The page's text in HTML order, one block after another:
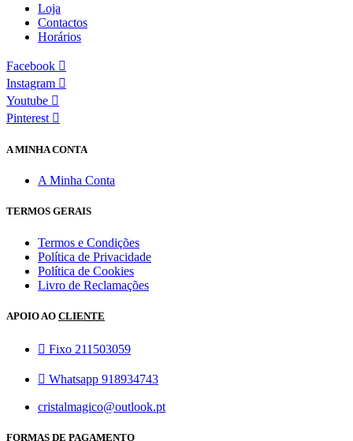
Loja
Contactos
Horários
Facebook
Instagram
Youtube
Pinterest
A MINHA CONTA
A Minha Conta
TERMOS GERAIS
Termos e Condições
Política de Privacidade
Política de Cookies
Livro de Reclamações
APOIO AO CLIENTE
Fixo 211503059
Whatsapp 918934743
cristalmagico@outlook.pt
FORMAS DE PAGAMENTO